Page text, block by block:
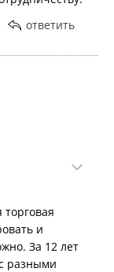
ответить
и
За 12 лет
разными